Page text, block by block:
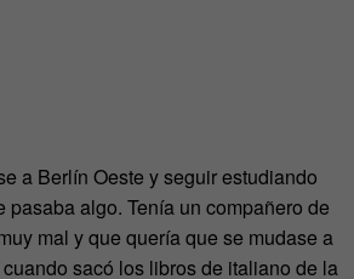
a Berlín Oeste y seguir estudiando
pasaba algo. Tenía un compañero de
mal y que quería que se mudase a
sacó los libros de italiano de la